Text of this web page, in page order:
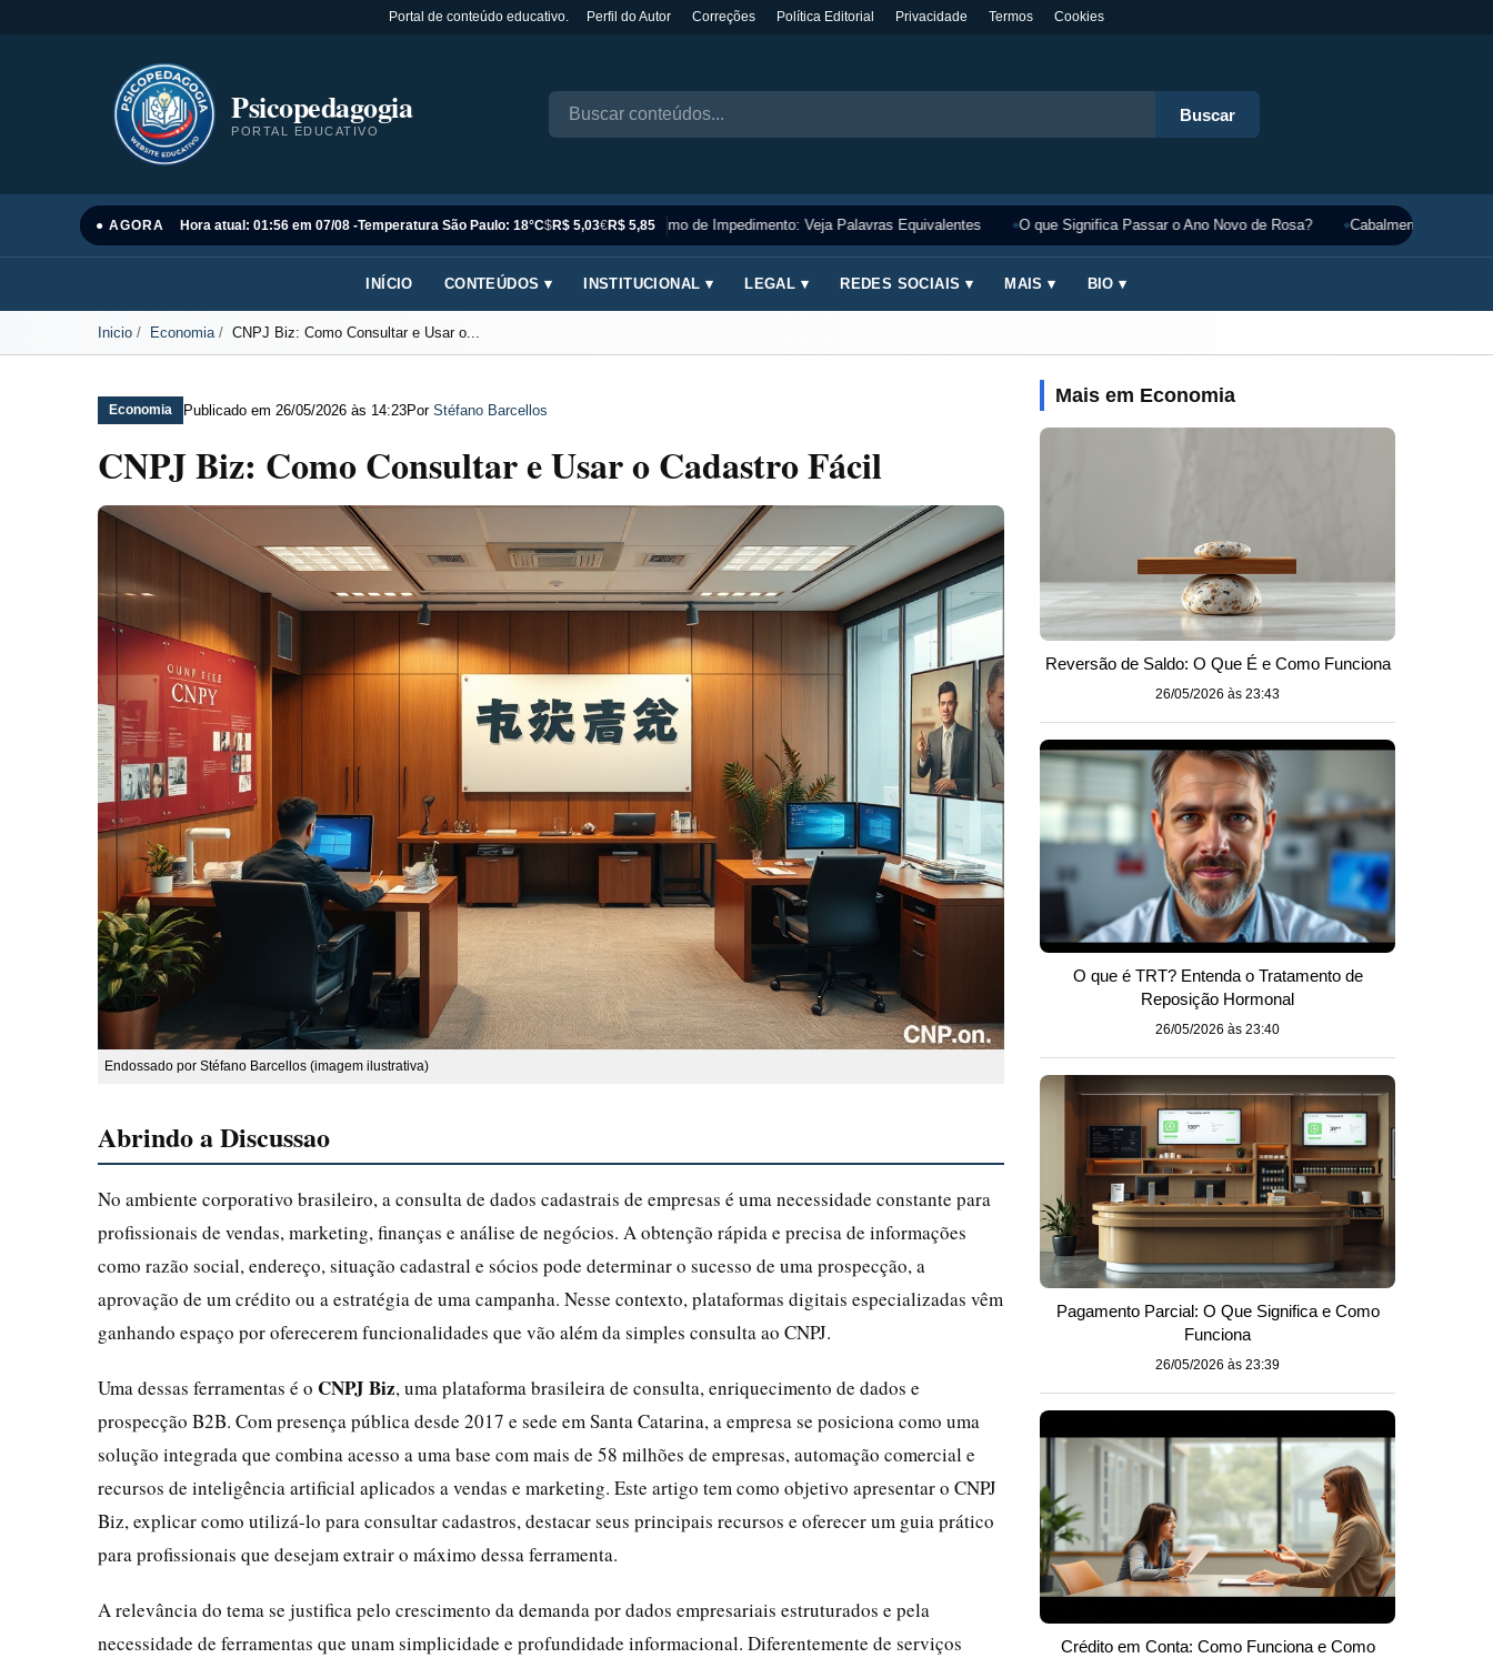
Portal de conteúdo educativo. Perfil do Autor Correções Política Editorial Privacidade Termos Cookies
Psicopedagogia
PORTAL EDUCATIVO
Buscar
● AGORA Hora atual: 01:56 em 07/08 -Temperatura São Paulo: 18°C$R$ 5,03€R$ 5,85
Sinônimo de Impedimento: Veja Palavras Equivalentes O que Significa Passar o Ano Novo de Rosa? Cabalmente
INÍCIO CONTEÚDOS ▾ INSTITUCIONAL ▾ LEGAL ▾ REDES SOCIAIS ▾ MAIS ▾ BIO ▾
Inicio Economia CNPJ Biz: Como Consultar e Usar o...
Economia Publicado em 26/05/2026 às 14:23Por Stéfano Barcellos
CNPJ Biz: Como Consultar e Usar o Cadastro Fácil
Endossado por Stéfano Barcellos (imagem ilustrativa)
Abrindo a Discussao
No ambiente corporativo brasileiro, a consulta de dados cadastrais de empresas é uma necessidade constante para
profissionais de vendas, marketing, finanças e análise de negócios. A obtenção rápida e precisa de informações
como razão social, endereço, situação cadastral e sócios pode determinar o sucesso de uma prospecção, a
aprovação de um crédito ou a estratégia de uma campanha. Nesse contexto, plataformas digitais especializadas vêm
ganhando espaço por oferecerem funcionalidades que vão além da simples consulta ao CNPJ.
Uma dessas ferramentas é o CNPJ Biz, uma plataforma brasileira de consulta, enriquecimento de dados e
prospecção B2B. Com presença pública desde 2017 e sede em Santa Catarina, a empresa se posiciona como uma
solução integrada que combina acesso a uma base com mais de 58 milhões de empresas, automação comercial e
recursos de inteligência artificial aplicados a vendas e marketing. Este artigo tem como objetivo apresentar o CNPJ
Biz, explicar como utilizá-lo para consultar cadastros, destacar seus principais recursos e oferecer um guia prático
para profissionais que desejam extrair o máximo dessa ferramenta.
A relevância do tema se justifica pelo crescimento da demanda por dados empresariais estruturados e pela
necessidade de ferramentas que unam simplicidade e profundidade informacional. Diferentemente de serviços
Mais em Economia
Reversão de Saldo: O Que É e Como Funciona
26/05/2026 às 23:43
O que é TRT? Entenda o Tratamento de
Reposição Hormonal
26/05/2026 às 23:40
Pagamento Parcial: O Que Significa e Como
Funciona
26/05/2026 às 23:39
Crédito em Conta: Como Funciona e Como